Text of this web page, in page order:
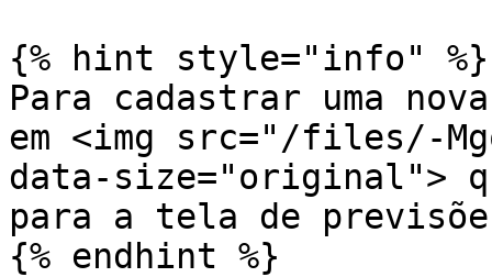
{% hint style="info" %}
Para cadastrar uma
em <img src="/files/-
data-size="original">
para a tela de
{% endhint %}